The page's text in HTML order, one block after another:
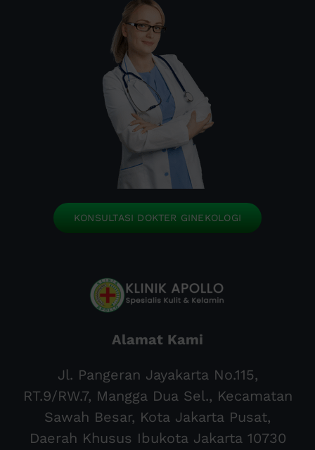
KONSULTASI DOKTER GINEKOLOGI
Alamat Kami
Jl. Pangeran Jayakarta No.115,
RT.9/RW.7, Mangga Dua Sel., Kecamatan
Sawah Besar, Kota Jakarta Pusat,
Daerah Khusus Ibukota Jakarta 10730